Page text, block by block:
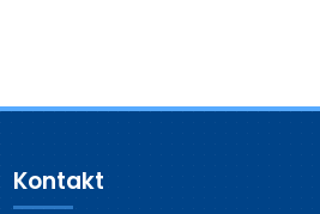
Kontakt
Karriere
Kontakt